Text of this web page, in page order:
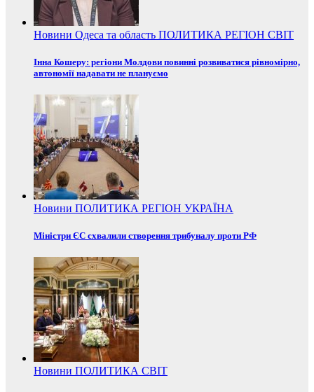
Новини Одеса та область ПОЛИТИКА РЕГІОН СВІТ
Інна Кошеру: регіони Молдови повинні розвиватися рівномірно,
автономії надавати не плануємо
Новини ПОЛИТИКА РЕГІОН УКРАЇНА
Міністри ЄС схвалили створення трибуналу проти РФ
Новини ПОЛИТИКА СВІТ